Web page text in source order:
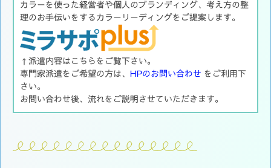
カラーを使った経営者や個人のブランディング、考え方の整
理のお手伝いをするカラーリーディングをご提案します。
↑派遣内容はこちらをご覧下さい。
専門家派遣をご希望の方は、
HPのお問い合わせ をご利用下
さい。
お問い合わせ後、流れをご説明させていただきます。